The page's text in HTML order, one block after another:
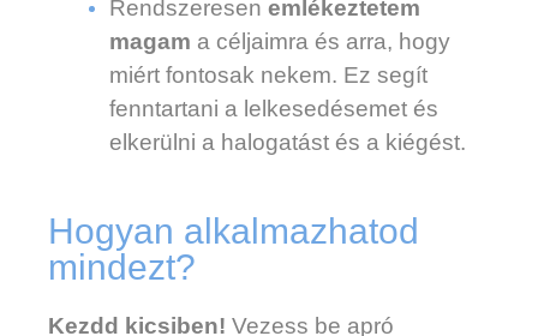
Rendszeresen emlékeztetem
magam a céljaimra és arra, hogy
miért fontosak nekem. Ez segít
fenntartani a lelkesedésemet és
elkerülni a halogatást és a kiégést.
Hogyan alkalmazhatod
mindezt?
Kezdd kicsiben! Vezess be apró